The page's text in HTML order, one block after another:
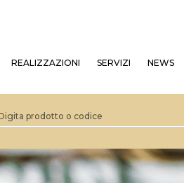
REALIZZAZIONI SERVIZI NEWS